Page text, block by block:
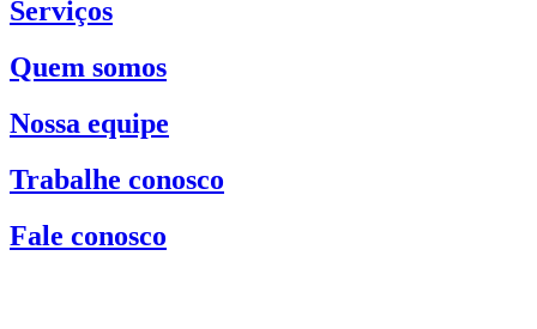
Serviços
Quem somos
Nossa equipe
Trabalhe conosco
Fale conosco